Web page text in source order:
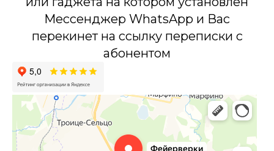
Мессенджер WhatsApp и Вас
перекинет на ссылку переписки с
абонентом